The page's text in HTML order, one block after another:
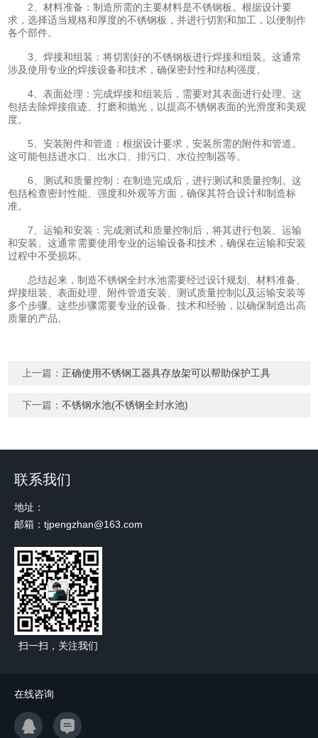
2、材料准备：制造所需的主要材料是不锈钢板。根据设计要
求，选择适当规格和厚度的不锈钢板，并进行切割和加工，以便制作
各个部件。
3、焊接和组装：将切割好的不锈钢板进行焊接和组装。这通常
涉及使用专业的焊接设备和技术，确保密封性和结构强度。
4、表面处理：完成焊接和组装后，需要对其表面进行处理。这
包括去除焊接痕迹、打磨和抛光，以提高不锈钢表面的光滑度和美观
度。
5、安装附件和管道：根据设计要求，安装所需的附件和管道。
这可能包括进水口、出水口、排污口、水位控制器等。
6、测试和质量控制：在制造完成后，进行测试和质量控制。这
包括检查密封性能、强度和外观等方面，确保其符合设计和制造标
准。
7、运输和安装：完成测试和质量控制后，将其进行包装、运输
和安装。这通常需要使用专业的运输设备和技术，确保在运输和安装
过程中不受损坏。
总结起来，制造不锈钢全封水池需要经过设计规划、材料准备、
焊接组装、表面处理、附件管道安装、测试质量控制以及运输安装等
多个步骤。这些步骤需要专业的设备、技术和经验，以确保制造出高
质量的产品。
上一篇：正确使用不锈钢工器具存放架可以帮助保护工具
下一篇：不锈钢水池(不锈钢全封水池)
联系我们
地址：
邮箱：tjpengzhan@163.com
扫一扫，关注我们
在线咨询